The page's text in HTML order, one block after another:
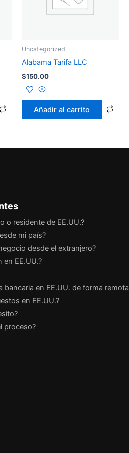
Uncategorized
Alabama Tarifa LLC
$150.00
Añadir al carrito
o residente de EE.UU.?
mi país?
desde el extranjero?
en EE.UU.?
bancaria en EE.UU. de forma
en EE.UU.?
proceso?